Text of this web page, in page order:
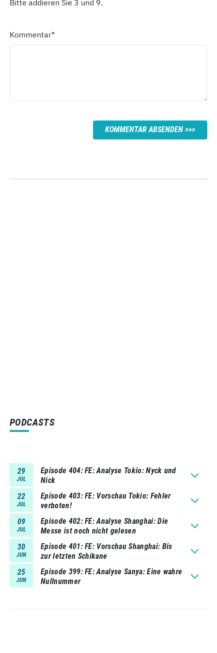
Bitte addieren Sie 3 und 9.
Kommentar*
KOMMENTAR ABSENDEN
PODCASTS
29
JUL
Episode 404 FE: Analyse Tokio: Nyck und
Nick
22
JUL
Episode 403 FE: Vorschau Tokio: Fehler
verboten!
09
JUL
Episode 402 FE: Analyse Shanghai: Die
Messe ist noch nicht gelesen
30
JUN
Episode 401 FE: Vorschau Shanghai: Bis
zur letzten Schikane
25
JUN
Episode 399 FE: Analyse Sanya: Eine wahre
Nullnummer